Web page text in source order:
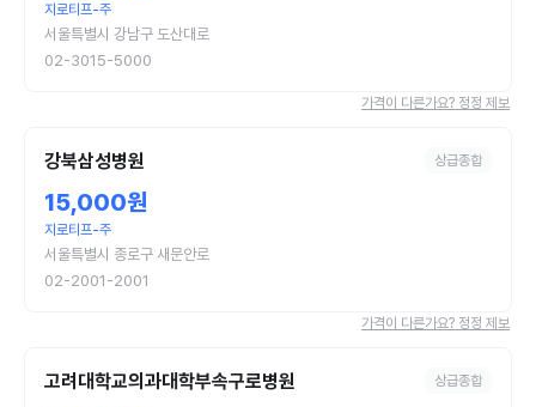
지로티프-주
서울특별시 강남구 도산대로
02-3015-5000
가격이 다른가요? 정정 제보
강북삼성병원 상급종합
15,000원
지로티프-주
서울특별시 종로구 새문안로
02-2001-2001
가격이 다른가요? 정정 제보
고려대학교의과대학부속구로병원 상급종합